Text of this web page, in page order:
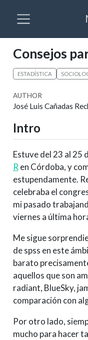
Consejos
ESTADÍSTICA
AUTHOR
José Luis Cañadas
Intro
Estuve del 23 al 25
Ren Córdoba, y
estupendamente.
celebraba el
mi pasado
viernes a última
Me sigue
de spss en este
barato
aquellos que son
radiant, BlueSky,
comparación con
Por otro lado,
mucho para hacer